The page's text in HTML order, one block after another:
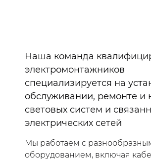
Наша команда
электромонтажников
специализируется на
обслуживании, ремонте и
световых систем и
электрических сетей
Мы работаем с
оборудованием, включая